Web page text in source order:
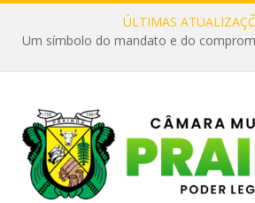
ÚLTIMAS